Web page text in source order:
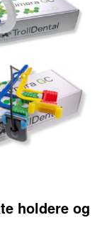
holdere og